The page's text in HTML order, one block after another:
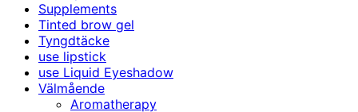
Supplements
Tinted brow gel
Tyngdtäcke
use lipstick
use Liquid Eyeshadow
Välmående
Aromatherapy